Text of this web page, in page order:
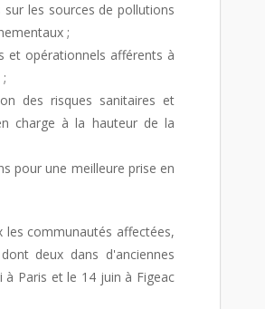
les sources de pollutions
;
et opérationnels afférents à
des risques sanitaires et
charge à la hauteur de la
pour une meilleure prise en
communautés affectées,
deux dans d'anciennes
à Paris et le 14 juin à Figeac